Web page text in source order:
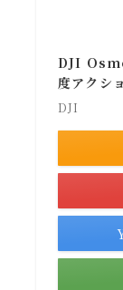
DJI
度アクシ
DJI